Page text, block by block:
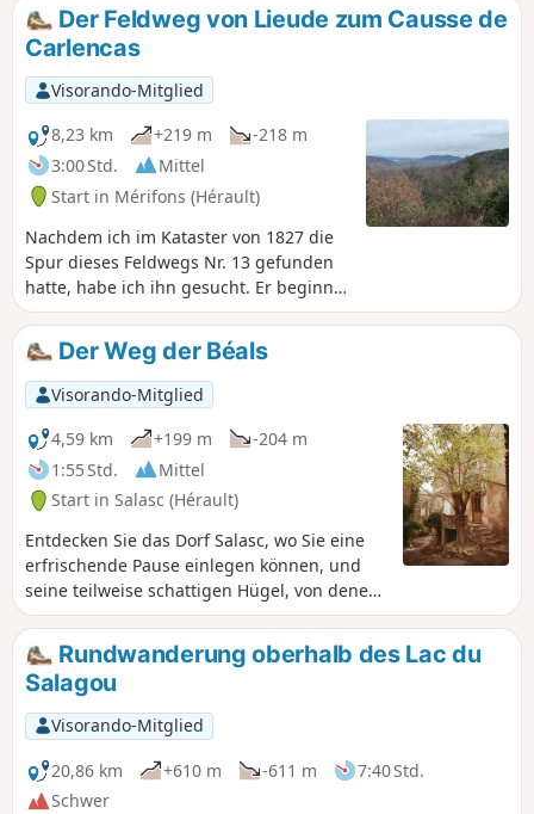
Der Feldweg von Lieude zum Causse de
Carlencas
Visorando-Mitglied
8,23 km
+219 m
-218 m
3:00 Std.
Mittel
Start in Mérifons (Hérault)
Nachdem ich im Kataster von 1827 die
Spur dieses Feldwegs Nr. 13 gefunden
hatte, habe ich ihn gesucht. Er beginnt
in Lieude und führt durch das Tal Las
Moles hinauf. Diese Wanderung ist
ergehenen Wanderern vorbehalten, die
sich im Gelände auskennen und gerne
abseits der ausgetretenen Pfade
unterwegs sind. Der Weg ist in den
Ruffes (roter Erde) nicht immer leicht zu
erkennen. Rückweg über Mas Bousquet
und Mas Valos le Vieux und Valos le Bas.
Keine Markierungen – GPS sehr
nützlich.
Der Weg der Béals
Visorando-Mitglied
4,59 km
+199 m
-204 m
1:55 Std.
Mittel
Start in Salasc (Hérault)
Entdecken Sie das Dorf Salasc, wo Sie eine
erfrischende Pause einlegen können, und
seine teilweise schattigen Hügel, von denen
aus Sie einen Blick auf die Umgebung und
das Tal von Salagou genießen können. Die
Béals sind Bewässerungskanäle, die lange
Zeit die Gärten bewässert haben und deren
Nutzen Salasc bis heute bewahrt hat. Diese
Wanderung kann je nach Brandgefahr
verboten sein. Schauen Sie sich bitte die
Karte an.
Rundwanderung oberhalb des Lac du
Salagou
Visorando-Mitglied
20,86 km
+610 m -611 m
7:40 Std.
Schwer